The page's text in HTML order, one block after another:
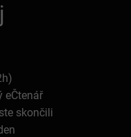
eČtenář
skončili